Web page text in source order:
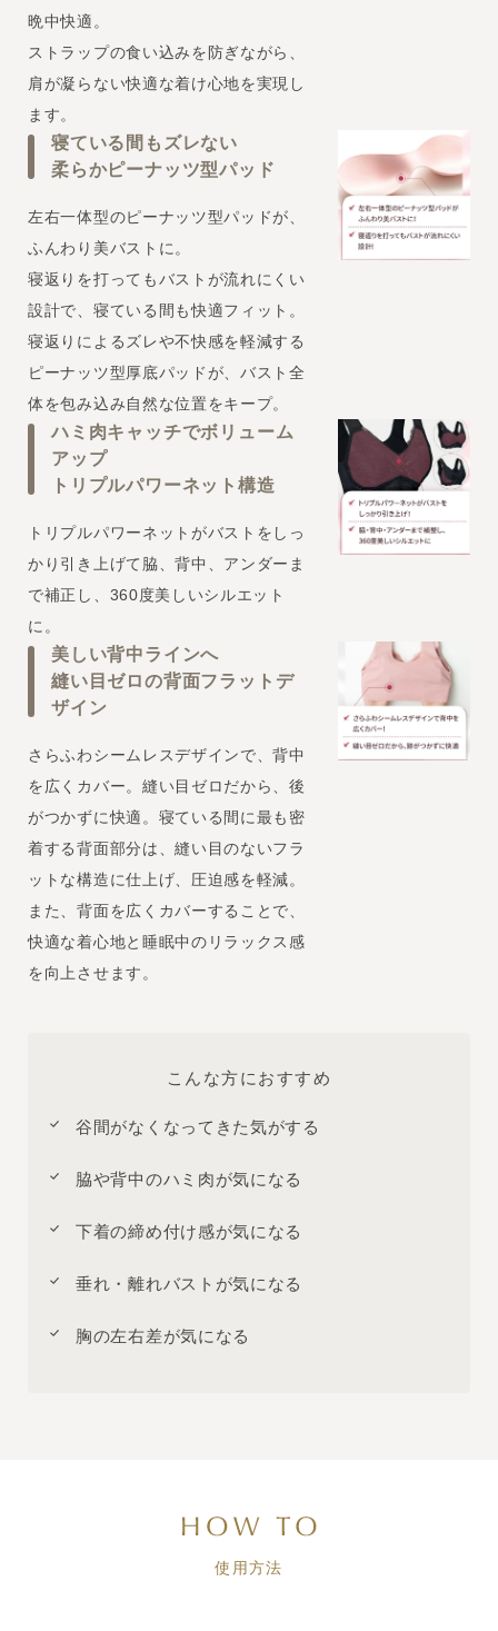
晩中快適。
ストラップの食い込みを防ぎながら、
肩が凝らない快適な着け心地を実現し
ます。
寝ている間もズレない
柔らかピーナッツ型パッド
左右一体型のピーナッツ型パッドが、
ふんわり美バストに。
寝返りを打ってもバストが流れにくい
設計で、寝ている間も快適フィット。
寝返りによるズレや不快感を軽減する
ピーナッツ型厚底パッドが、バスト全
体を包み込み自然な位置をキープ。
ハミ肉キャッチでボリューム
アップ
トリプルパワーネット構造
トリプルパワーネットがバストをしっ
かり引き上げて脇、背中、アンダーま
で補正し、360度美しいシルエット
に。
美しい背中ラインへ
縫い目ゼロの背面フラットデ
ザイン
さらふわシームレスデザインで、背中
を広くカバー。縫い目ゼロだから、後
がつかずに快適。寝ている間に最も密
着する背面部分は、縫い目のないフラ
ットな構造に仕上げ、圧迫感を軽減。
また、背面を広くカバーすることで、
快適な着心地と睡眠中のリラックス感
を向上させます。
こんな方におすすめ
谷間がなくなってきた気がする
脇や背中のハミ肉が気になる
下着の締め付け感が気になる
垂れ・離れバストが気になる
胸の左右差が気になる
使用方法